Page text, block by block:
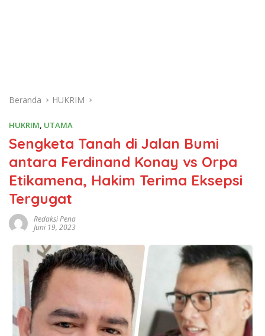
Beranda HUKRIM
HUKRIM, UTAMA
Sengketa Tanah di Jalan Bumi
antara Ferdinand Konay vs Orpa
Etikamena, Hakim Terima Eksepsi
Tergugat
Redaksi Pena
Juni 19, 2023